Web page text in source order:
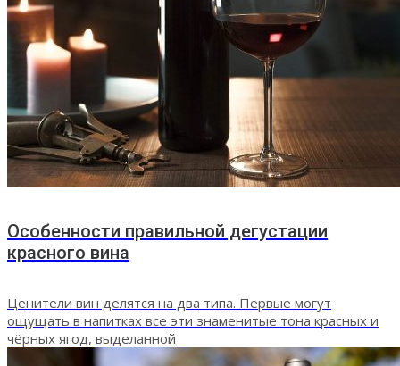
Особенности правильной дегустации
красного вина
Ценители вин делятся на два типа. Первые могут
ощущать в напитках все эти знаменитые тона красных и
чёрных ягод, выделанной